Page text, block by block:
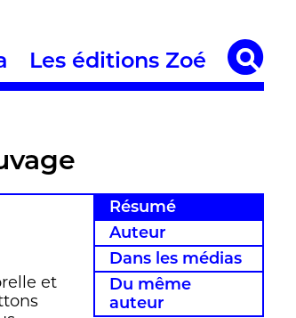
Les éditions Zoé
Résumé
Auteur
Dans les médias
Du même
auteur
et